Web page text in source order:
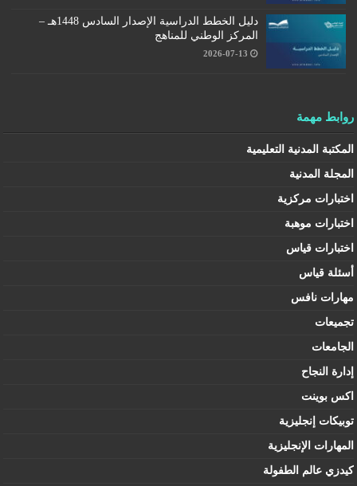
دليل الخطط الدراسية الإصدار السادس 1448هـ –
المركز الوطني للمناهج
2026-07-13
روابط مهمة
المكتبة المدنية التعليمية
المجلة المدنية
اختبارات مركزية
اختبارات موهبة
اختبارات قياس
أسئلة قياس
مهارات نافس
تجميعات
الجامعات
إدارة النجاح
اكس بوينت
توبيكات إنجليزية
المهارات الإنجليزية
كيدزي عالم الطفولة